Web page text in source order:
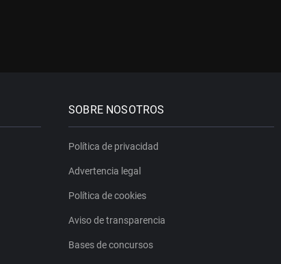
SOBRE NOSOTROS
Política de privacidad
Advertencia legal
Política de cookies
Aviso de transparencia
Bases de concursos